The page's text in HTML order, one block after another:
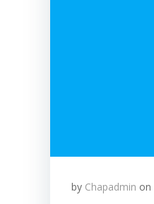
by Chapadmin on